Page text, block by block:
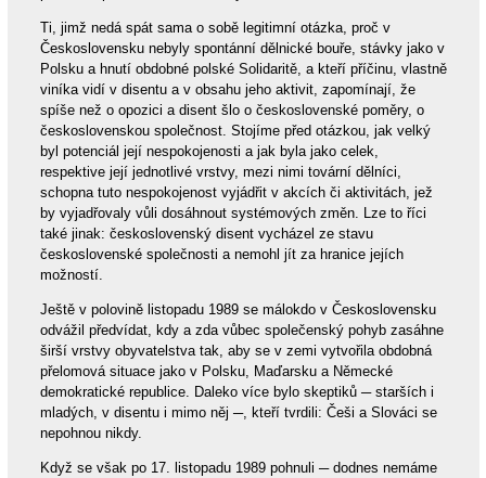
Ti, jimž nedá spát sama o sobě legitimní otázka, proč v
Československu nebyly spontánní dělnické bouře, stávky jako v
Polsku a hnutí obdobné polské Solidaritě, a kteří příčinu, vlastně
viníka vidí v disentu a v obsahu jeho aktivit, zapomínají, že
spíše než o opozici a disent šlo o československé poměry, o
československou společnost. Stojíme před otázkou, jak velký
byl potenciál její nespokojenosti a jak byla jako celek,
respektive její jednotlivé vrstvy, mezi nimi tovární dělníci,
schopna tuto nespokojenost vyjádřit v akcích či aktivitách, jež
by vyjadřovaly vůli dosáhnout systémových změn. Lze to říci
také jinak: československý disent vycházel ze stavu
československé společnosti a nemohl jít za hranice jejích
možností.
Ještě v polovině listopadu 1989 se málokdo v Československu
odvážil předvídat, kdy a zda vůbec společenský pohyb zasáhne
širší vrstvy obyvatelstva tak, aby se v zemi vytvořila obdobná
přelomová situace jako v Polsku, Maďarsku a Německé
demokratické republice. Daleko více bylo skeptiků ─ starších i
mladých, v disentu i mimo něj ─, kteří tvrdili: Češi a Slováci se
nepohnou nikdy.
Když se však po 17. listopadu 1989 pohnuli ─ dodnes nemáme